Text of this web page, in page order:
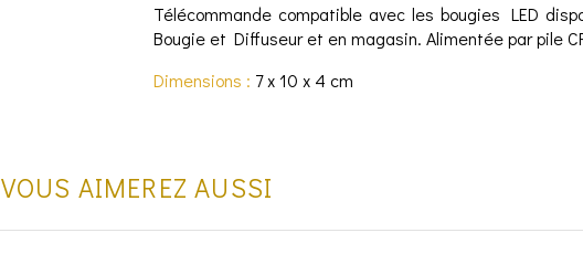
Télécommande compatible avec les bougies LED
Bougie et Diffuseur et en magasin. Alimentée par pile
Dimensions : 7 x 10 x 4 cm
VOUS AIMEREZ AUSSI